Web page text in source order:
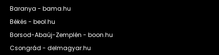
Baranya - bama.hu
Békés - beol.hu
Borsod-Abaúj-Zemplén - boon.hu
Csongrád - delmagyar.hu